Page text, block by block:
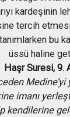
kardeşinin
tercih
bu
üssü haline
Haşr Suresi, 9.
imanı
kendilerine